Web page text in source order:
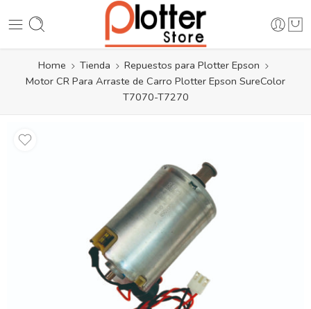
Home Tienda
Repuestos para Plotter Epson
Motor CR Para Arraste de Carro Plotter Epson SureColor
T7070-T7270